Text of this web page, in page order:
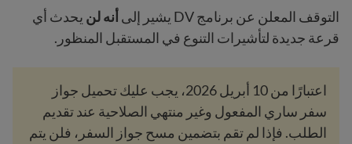
التوقف المعلن عن برنامج DV يشير إلى أنه لن يحدث أي
قرعة جديدة لتأشيرات التنوع في المستقبل المنظور.
اعتبارًا من 10 أبريل 2026، يجب عليك تحميل جواز
سفر ساري المفعول وغير منتهي الصلاحية عند تقديم
الطلب. فإذا لم تقم بتضمين مسح جواز السفر، فلن يتم